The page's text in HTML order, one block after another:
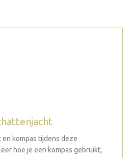
en kompas tijdens deze
hoe je een kompas gebruikt,